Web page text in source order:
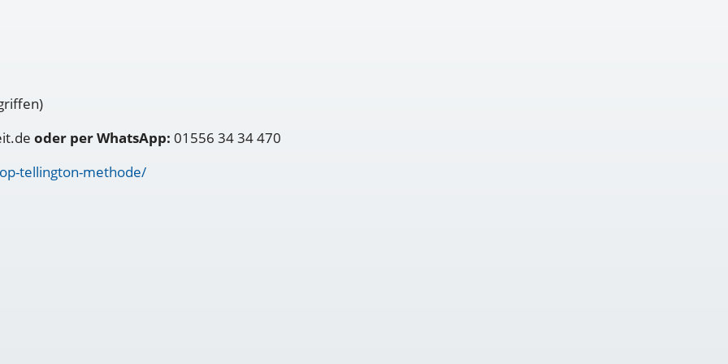
oder per WhatsApp: 01556 34 34 470
tellington-methode/